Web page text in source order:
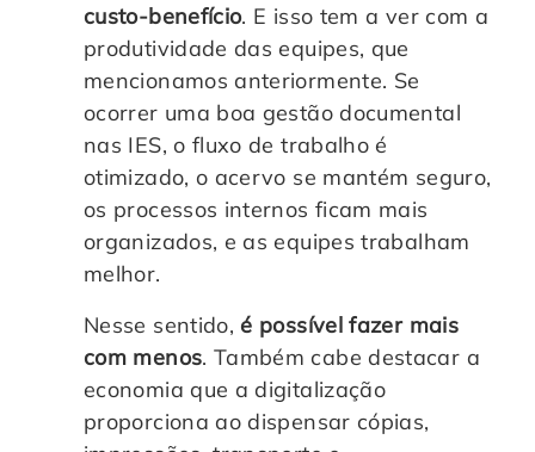
custo-benefício. E isso tem a ver com a
produtividade das equipes, que
mencionamos anteriormente. Se
ocorrer uma boa gestão documental
nas IES, o fluxo de trabalho é
otimizado, o acervo se mantém seguro,
os processos internos ficam mais
organizados, e as equipes trabalham
melhor.
Nesse sentido, é possível fazer mais
com menos. Também cabe destacar a
economia que a digitalização
proporciona ao dispensar cópias,